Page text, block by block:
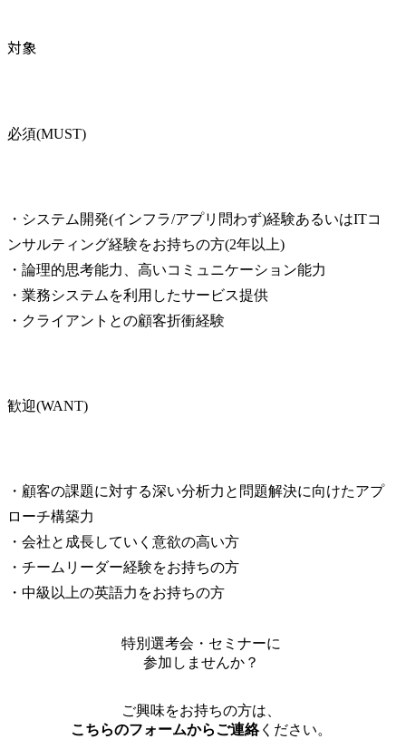
対象
必須(MUST)
・システム開発(インフラ/アプリ問わず)経験あるいはITコ
ンサルティング経験をお持ちの方(2年以上)
・論理的思考能力、高いコミュニケーション能力
・業務システムを利用したサービス提供
・クライアントとの顧客折衝経験
歓迎(WANT)
・顧客の課題に対する深い分析力と問題解決に向けたアプ
ローチ構築力
・会社と成長していく意欲の高い方
・チームリーダー経験をお持ちの方
・中級以上の英語力をお持ちの方
特別選考会・セミナーに
参加しませんか？
ご興味をお持ちの方は、
こちらのフォームからご連絡ください。